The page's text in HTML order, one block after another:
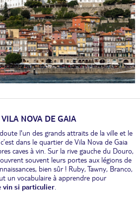
NOVA DE GAIA
l'un des grands attraits de la ville et le
dans le quartier de Vila Nova de Gaia
caves à vin. Sur la rive gauche du Douro,
souvent leurs portes aux légions de
bien sûr ! Ruby, Tawny, Branco,
un vocabulaire à apprendre pour
vin si particulier.